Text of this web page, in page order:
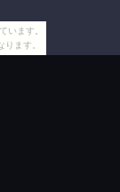
います。
ます。